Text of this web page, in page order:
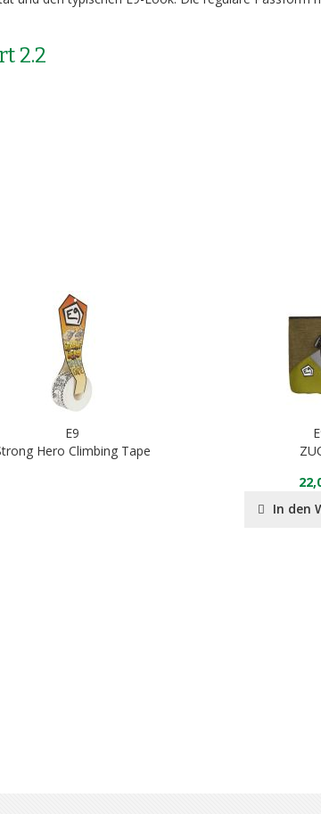
2.2
E9
Hero Climbing Tape
In den